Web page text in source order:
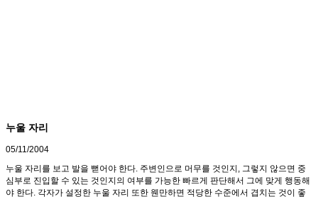
누울 자리
05/11/2004
누울 자리를 보고 발을 뻗어야 한다. 주변인으로 머무를 것인지, 그렇지 않으면 중
심부로 진입할 수 있는 것인지의 여부를 가능한 빠르게 판단해서 그에 맞게 행동해
야 한다. 각자가 설정한 누울 자리 또한 웬만하면 적당한 수준에서 겹치는 것이 좋